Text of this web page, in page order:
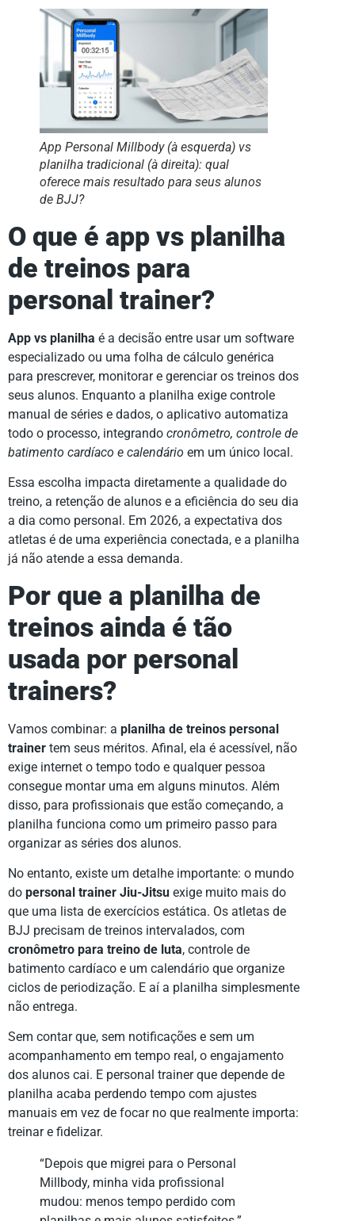
App Personal Millbody (à esquerda) vs
planilha tradicional (à direita): qual
oferece mais resultado para seus alunos
de BJJ?
O que é app vs planilha
de treinos para
personal trainer?
App vs planilha é a decisão entre usar um software
especializado ou uma folha de cálculo genérica
para prescrever, monitorar e gerenciar os treinos dos
seus alunos. Enquanto a planilha exige controle
manual de séries e dados, o aplicativo automatiza
todo o processo, integrando cronômetro, controle de
batimento cardíaco e calendário em um único local.
Essa escolha impacta diretamente a qualidade do
treino, a retenção de alunos e a eficiência do seu dia
a dia como personal. Em 2026, a expectativa dos
atletas é de uma experiência conectada, e a planilha
já não atende a essa demanda.
Por que a planilha de
treinos ainda é tão
usada por personal
trainers?
Vamos combinar: a planilha de treinos personal
trainer tem seus méritos. Afinal, ela é acessível, não
exige internet o tempo todo e qualquer pessoa
consegue montar uma em alguns minutos. Além
disso, para profissionais que estão começando, a
planilha funciona como um primeiro passo para
organizar as séries dos alunos.
No entanto, existe um detalhe importante: o mundo
do personal trainer Jiu-Jitsu exige muito mais do
que uma lista de exercícios estática. Os atletas de
BJJ precisam de treinos intervalados, com
cronômetro para treino de luta, controle de
batimento cardíaco e um calendário que organize
ciclos de periodização. E aí a planilha simplesmente
não entrega.
Sem contar que, sem notificações e sem um
acompanhamento em tempo real, o engajamento
dos alunos cai. E personal trainer que depende de
planilha acaba perdendo tempo com ajustes
manuais em vez de focar no que realmente importa:
treinar e fidelizar.
“Depois que migrei para o Personal
Millbody, minha vida profissional
mudou: menos tempo perdido com